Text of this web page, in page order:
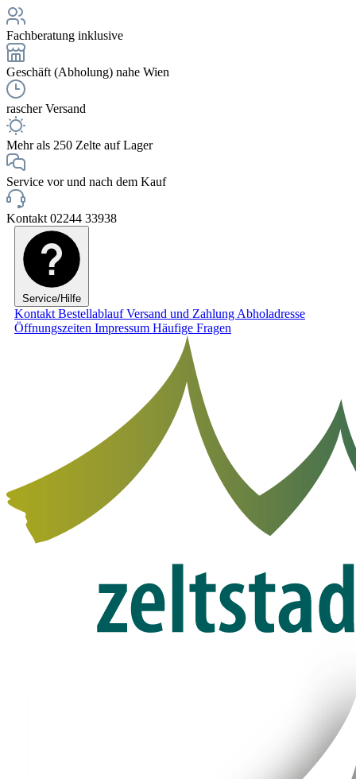
Fachberatung inklusive
Geschäft (Abholung) nahe Wien
rascher Versand
Mehr als 250 Zelte auf Lager
Service vor und nach dem Kauf
Kontakt 02244 33938
Service/Hilfe
Kontakt BestellablaufVersand und Zahlung Abholadresse
Öffnungszeiten Impressum Häufige Fragen